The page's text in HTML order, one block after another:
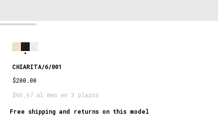
CHIARITA/6/001
$200.00
$66,67 al mes en 3 plazos
Free shipping and returns on this model